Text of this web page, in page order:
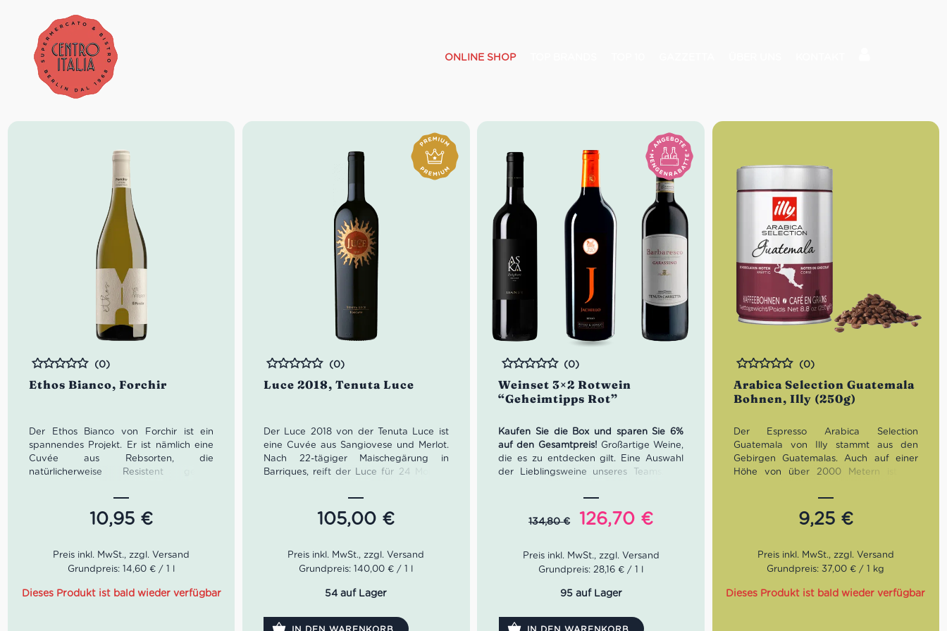
ONLINE SHOP
Ethos Bianco, Forchir
Bewertet
(0)
Der Ethos Bianco von Forchir ist ein
spannendes Projekt. Er ist nämlich eine
Cuvée aus Rebsorten, die
natürlicherweise Resistent gegen
weitere Behandlung benötigen. Im Glas
leuchtet ein schönes Strohgelb mit
grünen Reflexen, das Bouquet offenbart
Steinobst. Am Gaumen vollmundig, sehr
frisch und lange anhaltend.
Farbe: Strohgelb, grüne
10,95 €
Grundpreis: 14,60 € / 1 l
Dieses Produkt ist bald wieder verfügbar
Luce 2018, Tenuta Luce
Bewertet
(0)
Der Luce 2018 von der Tenuta Luce ist
eine Cuvée aus Sangiovese und Merlot.
Nach 22-tägiger Maischegärung in
Barriques, reift der Luce für 24 Monate
Gebrauch. Im Glas dunkles Rubinrot. In
der Nase Heidelbeere, Veilchen, Pfeffer
sowie feine Nuancen von Marzipan. Am
mit griffigem Gerbstoff und persistent.
Geruch: Heidelbeere, Veilchen,
Geschmack: weich, vollmundig,
105,00 €
Grundpreis: 140,00 € / 1 l
54 auf Lager
Weinset 3×2 Rotwein
“Geheimtipps Rot”
Bewertet
(0)
Kaufen Sie die Box und sparen Sie 6%
auf den Gesamtpreis! Großartige Weine,
die es zu entdecken gilt. Eine Auswahl
der Lieblingsweine unseres Teams. Ein
großen Namen aufnehmen kann; ein
fantastischer Barbaresco mit viel Tiefe
und Eleganz von Premiumwinzer Tenuta
leichten Körper aber viel Länge und
Komplexität aufwartet.
2x Aska Bolgheri, Banfi
Carretta
134,80€
Ursprünglicher
war:
134,80 €
126,70 €Aktueller
ist:
Grundpreis: 28,16 € / 1 l
95 auf Lager
Arabica Selection Guatemala
Bohnen, Illy (250g)
Bewertet
(0)
Der Espresso Arabica Selection
Guatemala von Illy stammt aus den
Gebirgen Guatemalas. Auch auf einer
Höhe von über 2000 Metern ist die
Espresso zeigt die typischen Aromen
wie Karamell und Schokolade, aber auch
frische Noten von Zitrusfrüchten.
Röstung:Stark
Geschmack: Kräftig, komplexe
Bohnen:100% Arabica
9,25 €
Grundpreis: 37,00 € / 1 kg
Dieses Produkt ist bald wieder verfügbar